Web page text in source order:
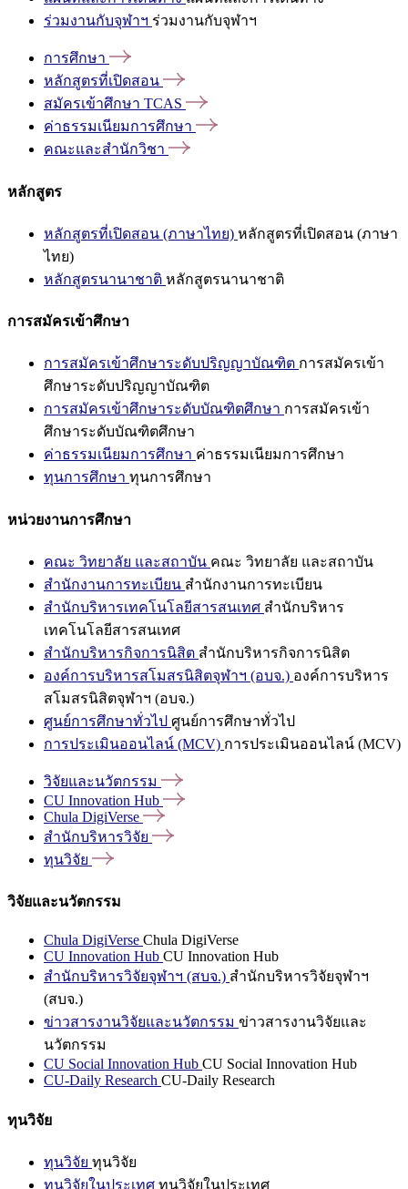
ร่วมงานกับจุฬาฯ ร่วมงานกับจุฬาฯ
การศึกษา
หลักสูตรที่เปิดสอน
สมัครเข้าศึกษา TCAS
ค่าธรรมเนียมการศึกษา
คณะและสำนักวิชา
หลักสูตร
หลักสูตรที่เปิดสอน (ภาษาไทย) หลักสูตรที่เปิดสอน (ภาษา
ไทย)
หลักสูตรนานาชาติ หลักสูตรนานาชาติ
การสมัครเข้าศึกษา
การสมัครเข้าศึกษาระดับปริญญาบัณฑิต การสมัครเข้า
ศึกษาระดับปริญญาบัณฑิต
การสมัครเข้าศึกษาระดับบัณฑิตศึกษา การสมัครเข้า
ศึกษาระดับบัณฑิตศึกษา
ค่าธรรมเนียมการศึกษา ค่าธรรมเนียมการศึกษา
ทุนการศึกษา ทุนการศึกษา
หน่วยงานการศึกษา
คณะ วิทยาลัย และสถาบัน คณะ วิทยาลัย และสถาบัน
สำนักงานการทะเบียน สำนักงานการทะเบียน
สำนักบริหารเทคโนโลยีสารสนเทศ สำนักบริหาร
เทคโนโลยีสารสนเทศ
สำนักบริหารกิจการนิสิต สำนักบริหารกิจการนิสิต
องค์การบริหารสโมสรนิสิตจุฬาฯ (อบจ.) องค์การบริหาร
สโมสรนิสิตจุฬาฯ (อบจ.)
ศูนย์การศึกษาทั่วไป ศูนย์การศึกษาทั่วไป
การประเมินออนไลน์ (MCV) การประเมินออนไลน์ (MCV)
วิจัยและนวัตกรรม
CU Innovation Hub
Chula DigiVerse
สำนักบริหารวิจัย
ทุนวิจัย
วิจัยและนวัตกรรม
Chula DigiVerse Chula DigiVerse
CU Innovation Hub CU Innovation Hub
สำนักบริหารวิจัยจุฬาฯ (สบจ.) สำนักบริหารวิจัยจุฬาฯ
(สบจ.)
ข่าวสารงานวิจัยและนวัตกรรม ข่าวสารงานวิจัยและ
นวัตกรรม
CU Social Innovation Hub CU Social Innovation Hub
CU-Daily Research CU-Daily Research
ทุนวิจัย
ทุนวิจัย ทุนวิจัย
ทุนวิจัยในประเทศ ทุนวิจัยในประเทศ